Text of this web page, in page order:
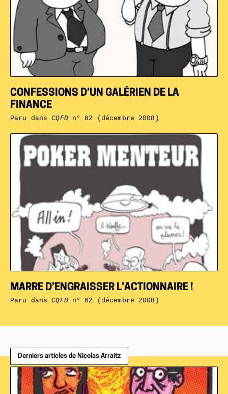
MARRE D’ENGRAISSER L’ACTIONNAIRE !
Paru dansCQFDn° 62 (décembre 2008)
CONFESSIONS D’UN GALÉRIEN DE LA
FINANCE
Paru dansCQFDn° 62 (décembre 2008)
Derniers articles de Nicolas Arraitz